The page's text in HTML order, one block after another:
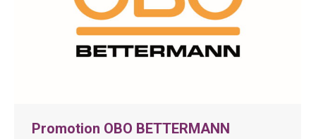
Promotion OBO BETTERMANN